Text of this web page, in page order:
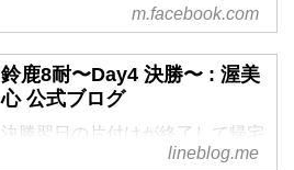
ードレース選手権に参戦している
レーシングライダー 星野知也の
公式Facebookページです。
m.facebook.com
鈴鹿8耐〜Day4 決勝〜 : 渥美
心 公式ブログ
決勝翌日の片付けが終了して帰宅
し、満載の荷物で部屋がいっぱい
lineblog.me